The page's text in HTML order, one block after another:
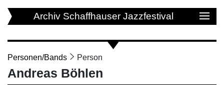
Archiv Schaffhauser Jazzfestival
Personen/Bands Person
Andreas Böhlen